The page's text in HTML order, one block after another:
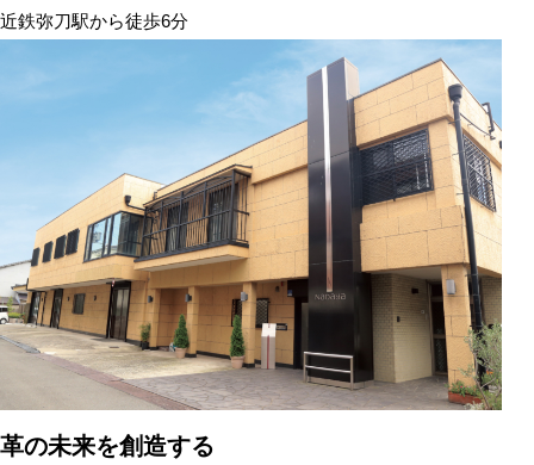
近鉄弥刀駅から徒歩6分
革の未来を創造する